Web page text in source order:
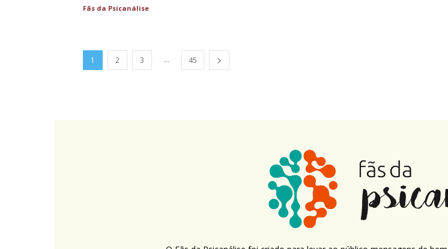
Fãs da Psicanálise
1 2 3 ... 45